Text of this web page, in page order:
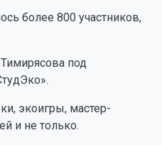
более 800 участников,
под
экоигры, мастер-
и не только.